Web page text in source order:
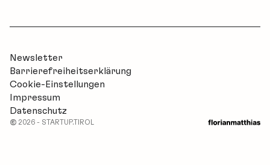
© 2026 - STARTUP.TIROL
Newsletter
Barrierefreiheitserklärung
Cookie-Einstellungen
Impressum
Datenschutz